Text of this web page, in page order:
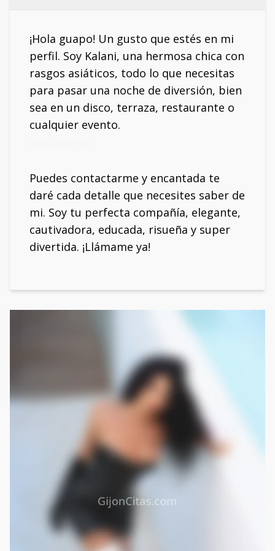
¡Hola guapo! Un gusto que estés en mi
perfil. Soy Kalani, una hermosa chica con
rasgos asiáticos, todo lo que necesitas
para pasar una noche de diversión, bien
sea en un disco, terraza, restaurante o
cualquier evento.
Puedes contactarme y encantada te
daré cada detalle que necesites saber de
mi. Soy tu perfecta compañía, elegante,
cautivadora, educada, risueña y super
divertida. ¡Llámame ya!